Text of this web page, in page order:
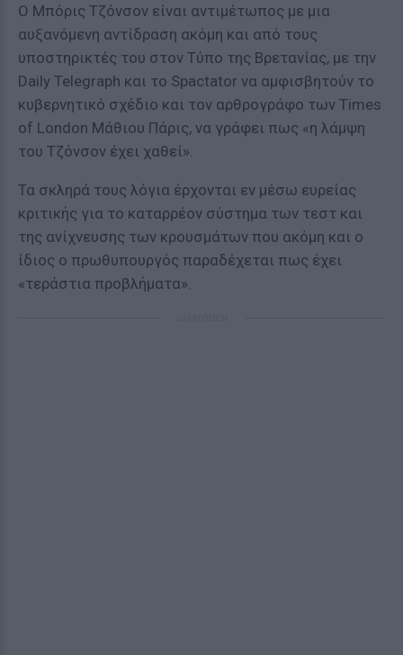
Ο Μπόρις Τζόνσον είναι αντιμέτωπος με μια
αυξανόμενη αντίδραση ακόμη και από τους
υποστηρικτές του στον Τύπο της Βρετανίας, με την
Daily Telegraph και το Spactator να αμφισβητούν το
κυβερνητικό σχέδιο και τον αρθρογράφο των Times
of London Μάθιου Πάρις, να γράφει πως «η λάμψη
του Τζόνσον έχει χαθεί».
Τα σκληρά τους λόγια έρχονται εν μέσω ευρείας
κριτικής για το καταρρέον σύστημα των τεστ και
της ανίχνευσης των κρουσμάτων που ακόμη και ο
ίδιος ο πρωθυπουργός παραδέχεται πως έχει
«τεράστια προβλήματα».